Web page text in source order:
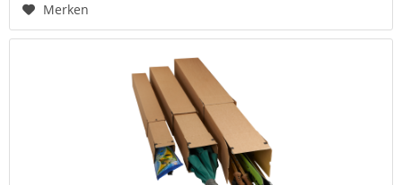
Merken